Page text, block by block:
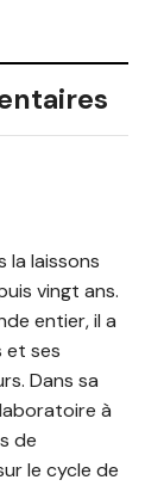
la laissons
vingt ans.
entier, il a
et ses
Dans sa
à
de
le cycle de